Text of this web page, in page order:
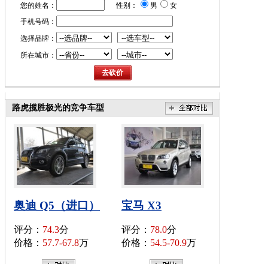
您的姓名： 性别： 男
女
手机号码：
选择品牌：
所在城市：
路虎揽胜极光的竞争车型
奥迪 Q5（进口）
评分： 74.3分
价格： 57.7-67.8万
宝马 X3
评分： 78.0分
价格： 54.5-70.9万